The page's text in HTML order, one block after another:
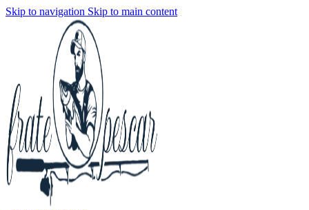
Skip to navigation Skip to main content